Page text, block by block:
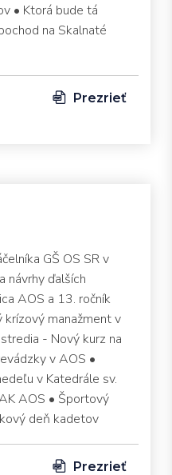
• Ktorá bude tá
na Skalnaté
Prezrieť
GŠ OS SR v
návrhy ďalších
AOS a 13. ročník
krízový manažment v
- Nový kurz na
v AOS •
v Katedrále sv.
AOS • Športový
deň kadetov
Prezrieť